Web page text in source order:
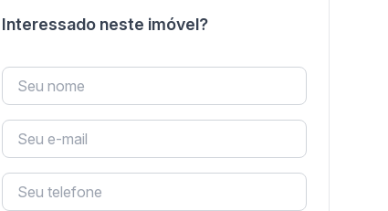
Interessado neste imóvel?